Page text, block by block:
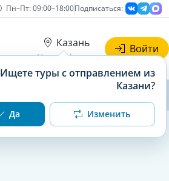
Пн–Пт: 09:00–18:00Подписаться:
Казань
Ищете туры с отправлением из
Казани?
Да Изменить
Наши офисы
Войти